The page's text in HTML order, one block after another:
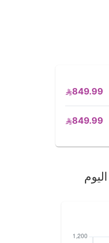
849.99
849.99